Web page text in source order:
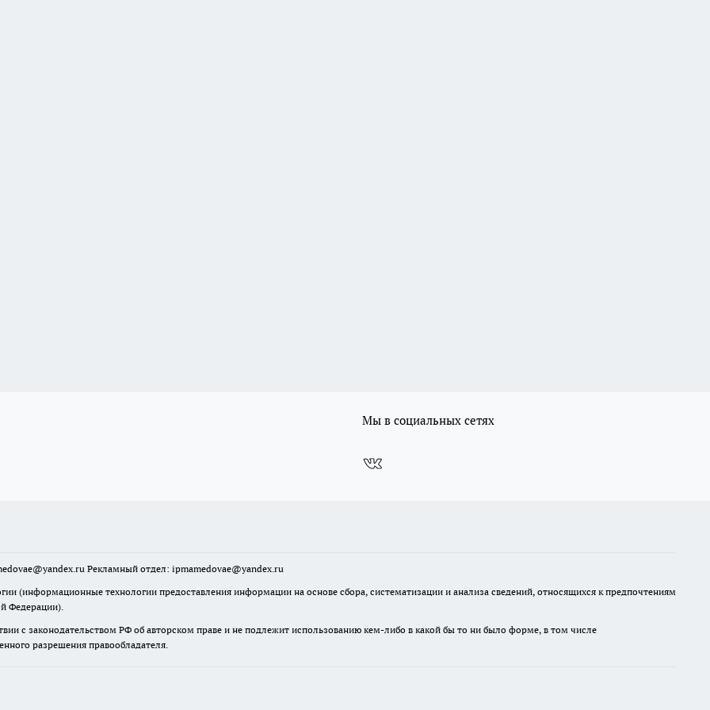
Мы в социальных сетях
Рекламный отдел: ipmamedovae@yandex.ru
(информационные технологии предоставления информации на основе сбора, систематизации и анализа сведений, относящихся к предпочтениям
Федерации).
с законодательством РФ об авторском праве и не подлежит использованию кем-либо в какой бы то ни было форме, в том числе
разрешения правообладателя.